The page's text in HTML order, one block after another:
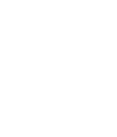
חדשים בדרך